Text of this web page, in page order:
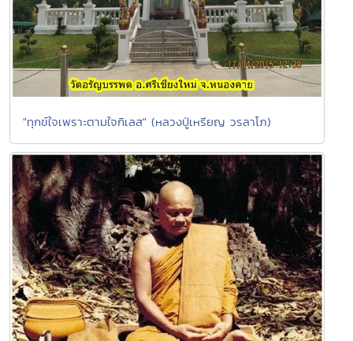
"ทุกข์ใจเพราะตามใจกิเลส" (หลวงปู่เหรียญ วรลาโภ)